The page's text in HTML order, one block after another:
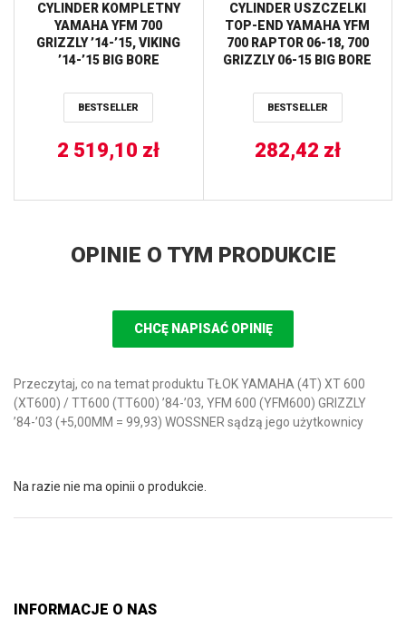
CYLINDER KOMPLETNY
YAMAHA YFM 700
GRIZZLY ’14-’15, VIKING
’14-’15 BIG BORE
BESTSELLER
2 519,10 zł
CYLINDER USZCZELKI
TOP-END YAMAHA YFM
700 RAPTOR 06-18, 700
GRIZZLY 06-15 BIG BORE
21104-G01 WORKS
BESTSELLER
282,42 zł
OPINIE O TYM PRODUKCIE
CHCĘ NAPISAĆ OPINIĘ
Przeczytaj, co na temat produktu TŁOK YAMAHA (4T) XT 600
(XT600) / TT600 (TT600) ’84-’03, YFM 600 (YFM600) GRIZZLY
’84-’03 (+5,00MM = 99,93) WOSSNER sądzą jego użytkownicy
Na razie nie ma opinii o produkcie.
INFORMACJE O NAS